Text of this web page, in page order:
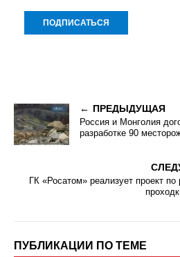
ПРЕДЫДУЩАЯ
Россия и Монголия
разработке 90
ГК «Росатом» реализует проект по
ПУБЛИКАЦИИ ПО ТЕМЕ